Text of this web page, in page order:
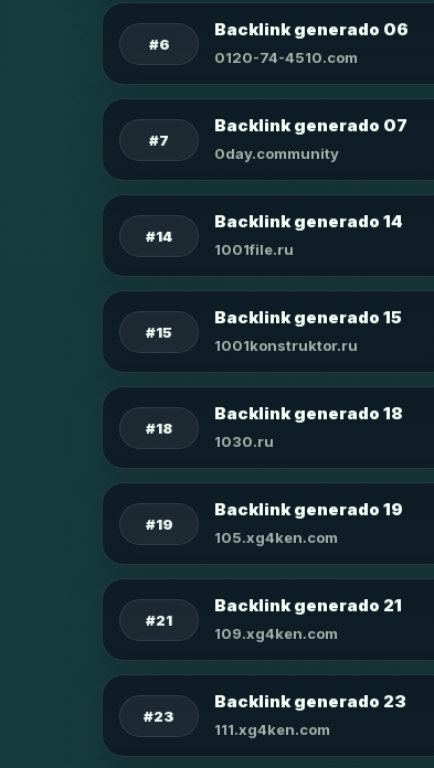
#6
Backlink generado 06
0120-74-4510.com
#7
Backlink generado 07
0day.community
#14
Backlink generado 14
1001file.ru
#15
Backlink generado 15
1001konstruktor.ru
#18
Backlink generado 18
1030.ru
#19
Backlink generado 19
105.xg4ken.com
#21
Backlink generado 21
109.xg4ken.com
#23
Backlink generado 23
111.xg4ken.com